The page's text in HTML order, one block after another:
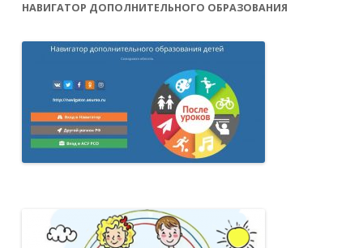
НАВИГАТОР ДОПОЛНИТЕЛЬНОГО ОБРАЗОВАНИЯ